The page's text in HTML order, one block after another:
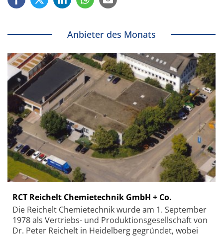
Anbieter des Monats
RCT Reichelt Chemietechnik GmbH + Co.
Die Reichelt Chemietechnik wurde am 1. September
1978 als Vertriebs- und Produktionsgesellschaft von
Dr. Peter Reichelt in Heidelberg gegründet, wobei